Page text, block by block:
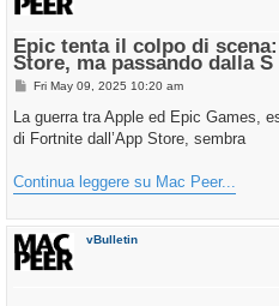
Epic tenta il colpo di
Store, ma passando dalla S
P
s
Fri May 09, 2025 10:20 am
La guerra tra Apple ed Epic Games,
di Fortnite dall’App Store, sembra
Continua leggere su Mac Peer...
vBulletin